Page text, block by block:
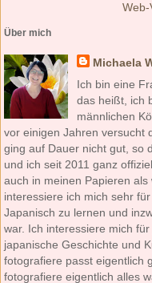
Web-
Über mich
Michaela
Ich bin eine
das heißt, ich
männlichen
vor einigen Jahren versucht
ging auf Dauer nicht gut, so
und ich seit 2011 ganz
auch in meinen Papieren
interessiere ich mich sehr
Japanisch zu lernen und
war. Ich interessiere mich
japanische Geschichte und
fotografiere passt eigentlich
fotografiere eigentlich alles